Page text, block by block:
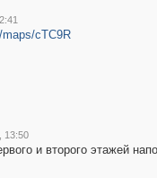
cTC9R
13:50
и второго этажей